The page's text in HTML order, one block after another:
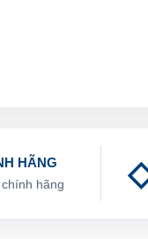
HÃNG
hãng